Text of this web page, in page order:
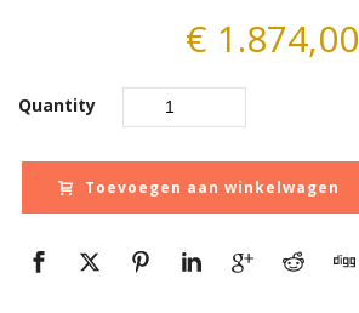
€ 1.874,00
Quantity
Toevoegen aan winkelwagen